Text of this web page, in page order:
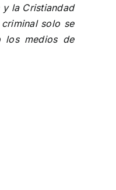
la Cristiandad
solo se
los medios de